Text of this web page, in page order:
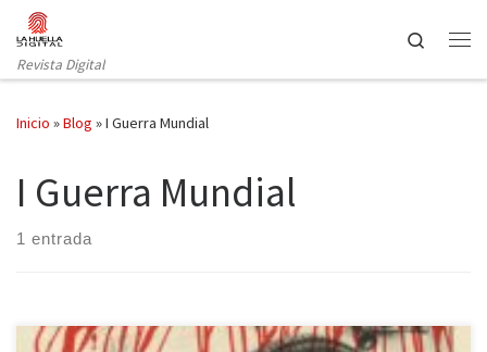
Saltar al contenido
Revista Digital
Search
Inicio »Blog »I Guerra Mundial
I Guerra Mundial
1 entrada